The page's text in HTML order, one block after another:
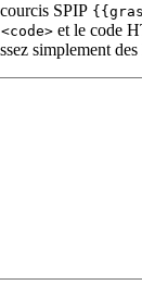
SPIP
<code> et le code
simplement